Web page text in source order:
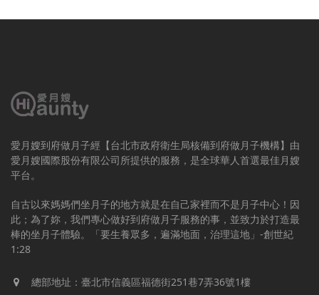
愛月嫂到府做月子經【台北市政府衛生局核備到府做月子機構】由
愛月嫂國際股份有限公司所提供的服務，是全球華人首選最佳月嫂
平台。
自古以來媽媽們坐月子的地方就是在自己家裡而不是月子中心！因
此；為了妳，我們專心做好到府做月子服務的事，並致力於打造最
棒的坐月子體驗。「要生養眾多，遍滿地面，治理這地」-創世紀
1:28
總部地址：臺北市信義區福德街251巷7弄36號1樓